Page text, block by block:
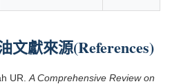
文獻來源(References)
UR. A Comprehensive Review on